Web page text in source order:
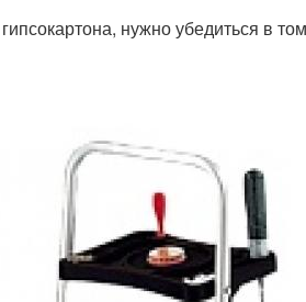
нужно убедиться в